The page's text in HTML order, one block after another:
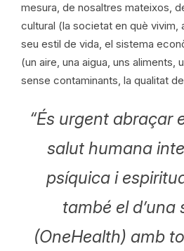
mesura, de nosaltres mateixos,
cultural (la societat en què vivim,
seu estil de vida, el sistema
(un aire, una aigua, uns aliments,
sense contaminants, la qualitat
“És urgent abraçar
salut humana
psíquica i
també el d’una
(OneHealth) amb